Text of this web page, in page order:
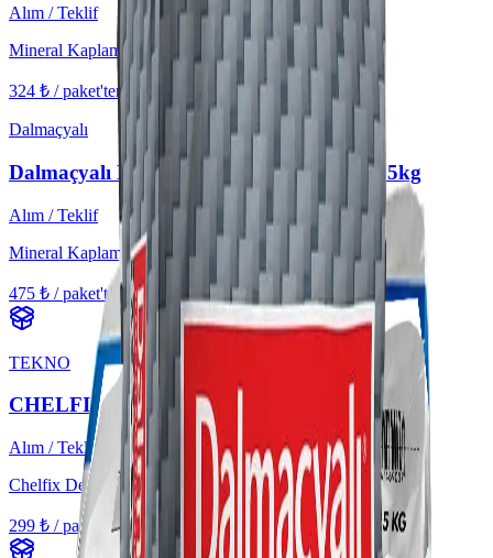
Alım / Teklif
Mineral Kaplama
324 ₺ / paket'ten başlayan KDV hariç
Dalmaçyalı
Dalmaçyalı Mineral Kaplama İnce Tane 25kg
Alım / Teklif
Mineral Kaplama
475 ₺ / paket'ten başlayan KDV hariç
TEKNO
CHELFIX DEKORATİF SIVA
Alım / Teklif
Chelfix Deko
299 ₺ / paket'ten başlayan KDV hariç